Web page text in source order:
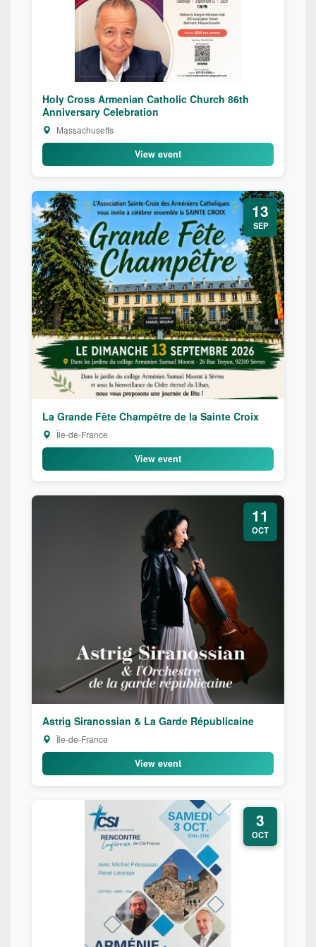
Holy Cross Armenian Catholic Church 86th
Anniversary Celebration
Massachusetts
View event
13
SEP
La Grande Fête Champêtre de la Sainte Croix
Île-de-France
View event
11
OCT
Astrig Siranossian & La Garde Républicaine
Île-de-France
View event
3
OCT